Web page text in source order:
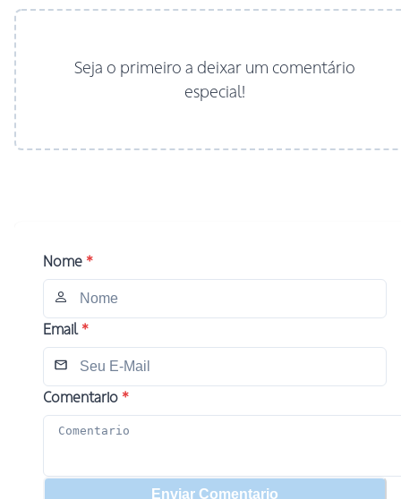
Seja o primeiro a deixar um comentário
especial!
Nome *
Email *
Comentario *
Enviar Comentario